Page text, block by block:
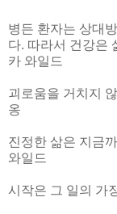
병든 환자는 상대
다. 따라서 건강은
카 와일드
괴로움을 거치지
옹
진정한 삶은 지금
와일드
시작은 그 일의 가